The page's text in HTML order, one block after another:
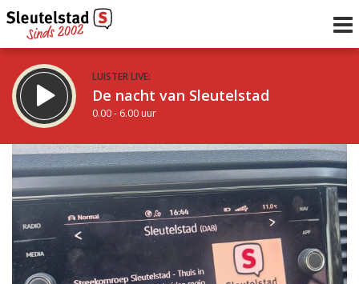
LUISTER LIVE:
De nacht van Sleutelstad
0.00 - 6.00 uur
STRAKS:
De ochtend van Sleutelstad
6.00 - 12.00 uur
Vorig uur
uur 1 van 0 Volgend uur